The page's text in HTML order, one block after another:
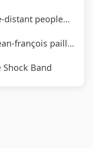
、DJ Octopuz Deeper
françois paillard
Shock Band